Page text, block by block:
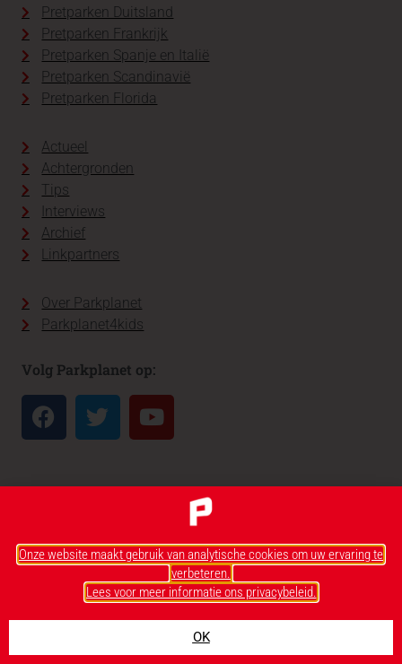
Pretparken Duitsland
Pretparken Frankrijk
Pretparken Spanje en Italië
Pretparken Scandinavië
Pretparken Florida
Actueel
Achtergronden
Tips
Interviews
Archief
Linkpartners
Over Parkplanet
Parkplanet4kids
Volg Parkplanet op:
Onze website maakt gebruik van analytische cookies om uw ervaring te
verbeteren.
Lees voor meer informatie ons privacybeleid.
OK